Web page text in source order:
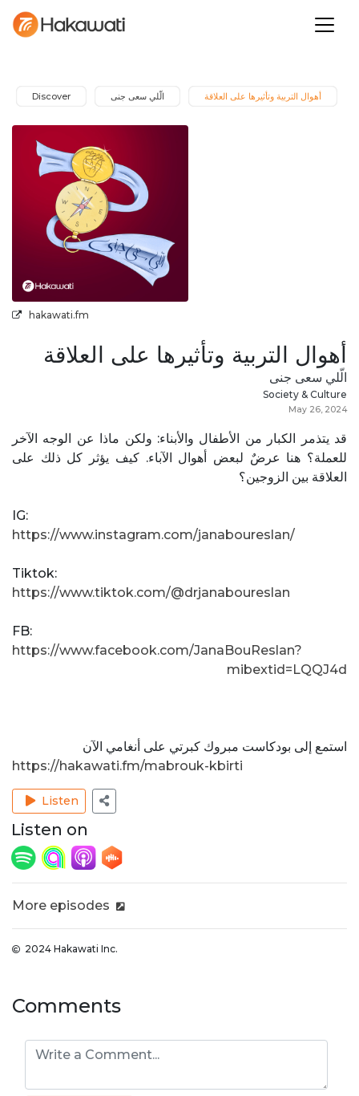
Discover الّلي سعى جنى أهوال التربية وتأثيرها على العلاقة
hakawati.fm
أهوال التربية وتأثيرها على العلاقة
الّلي سعى جنى
Society & Culture
May 26, 2024
قد يتذمر الكبار من الأطفال والأبناء: ولكن ماذا عن الوجه الآخر
للعملة؟ هنا عرضٌ لبعض أهوال الآباء. كيف يؤثر كل ذلك على
العلاقة بين الزوجين؟
IG:
https://www.instagram.com/janaboureslan/
Tiktok:
https://www.tiktok.com/@drjanaboureslan
FB:
https://www.facebook.com/JanaBouReslan?
mibextid=LQQJ4d
استمع إلى بودكاست مبروك كبرتي على أنغامي الآن
https://hakawati.fm/mabrouk-kbirti
Listen
Listen on
More episodes
2024 Hakawati Inc.
Comments